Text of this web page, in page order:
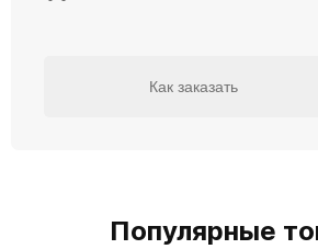
Как заказать
Популярные